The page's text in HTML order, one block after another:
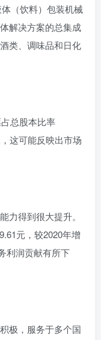
（饮料）包装机械
解决方案的总集成
类、调味品和日化
总股本比率
这可能反映出市场
力得到很大提升。
元，较2020年增
利润贡献有所下
极，服务于多个国